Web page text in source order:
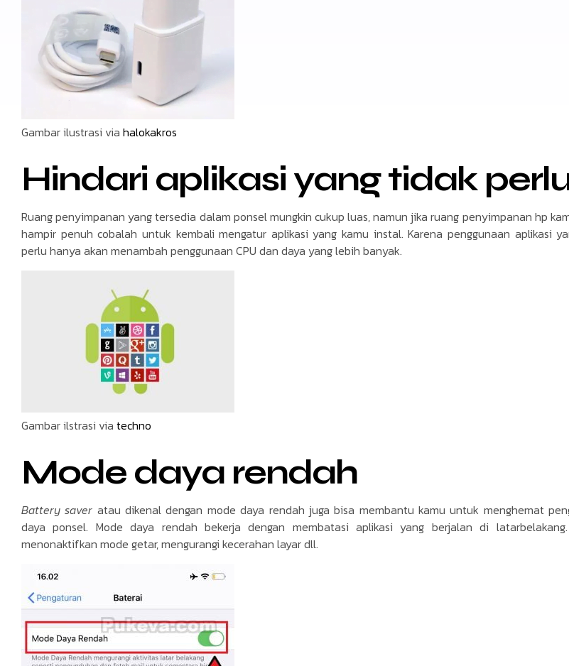
Gambar ilustrasi via halokakros
Hindari aplikasi yang tidak
Ruang penyimpanan yang tersedia dalam ponsel mungkin cukup luas, namun jika ruang penyimpanan hp
hampir penuh cobalah untuk kembali mengatur aplikasi yang kamu instal. Karena penggunaan aplikasi
perlu hanya akan menambah penggunaan CPU dan daya yang lebih banyak.
Gambar ilstrasi via techno
Mode daya rendah
Battery saver atau dikenal dengan mode daya rendah juga bisa membantu kamu untuk menghemat
daya ponsel. Mode daya rendah bekerja dengan membatasi aplikasi yang berjalan di
menonaktifkan mode getar, mengurangi kecerahan layar dll.